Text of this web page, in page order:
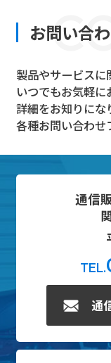
お問い合
製品やサービスに
いつでもお気軽に
詳細をお知りにな
各種お問い合わせ
通信
TEL.
通